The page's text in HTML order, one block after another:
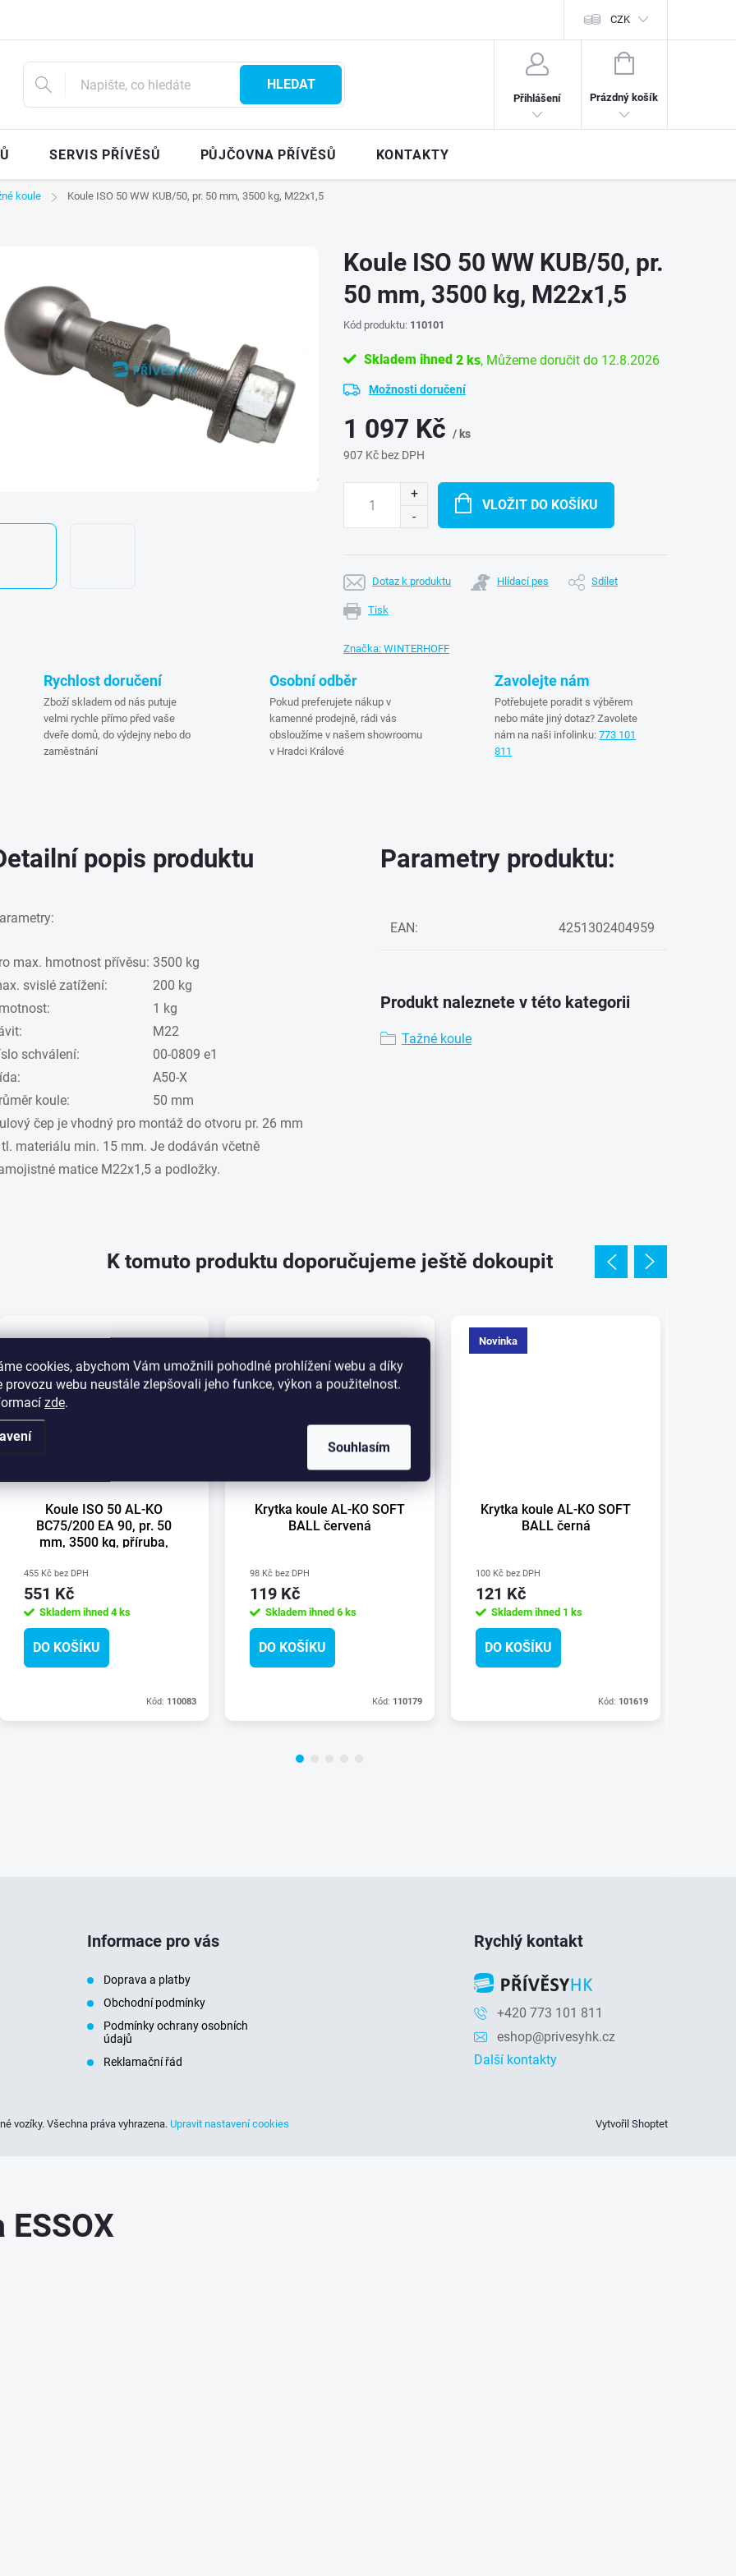
cookies, abychom Vám umožnili pohodlné prohlížení webu a díky
provozu webu neustále zlepšovali jeho funkce, výkon a použitelnost.
zde.
Souhlasím
CZK
HLEDAT
Přihlášení
NÁKUPNÍ
Prázdný košík
SERVIS PŘÍVĚSŮ PŮJČOVNA PŘÍVĚSŮ KONTAKTY
koule Koule ISO 50 WW KUB/50, pr. 50 mm, 3500 kg, M22x1,5
Koule ISO 50 WW KUB/50, pr.
50 mm, 3500 kg, M22x1,5
Kód produktu: 110101
Skladem ihned 2 ks 12.8.2026
Možnosti doručení
1 097 Kč / ks
907 Kč bez DPH
VLOŽIT DO KOŠÍKU
Tisk
Dotaz k produktu Hlídací pes Sdílet
Značka: WINTERHOFF
Rychlost doručení
Zboží skladem od nás putuje
velmi rychle přímo před vaše
dveře domů, do výdejny nebo do
zaměstnání
Osobní odběr
Pokud preferujete nákup v
kamenné prodejně, rádi vás
obsloužíme v našem showroomu
v Hradci Králové
Zavolejte nám
Potřebujete poradit s výběrem
nebo máte jiný dotaz? Zavolete
nám na naši infolinku:773 101
811
popis produktu
max. hmotnost přívěsu: 3500 kg
svislé zatížení:
200 kg
1 kg
M22
schválení:
00-0809 e1
A50-X
koule:
50 mm
čep je vhodný pro montáž do otvoru pr. 26 mm
tl. materiálu min. 15 mm. Je dodáván včetně
matice M22x1,5 a podložky.
Parametry produktu:
EAN: 4251302404959
Produkt naleznete v této kategorii
Tažné koule
K tomuto produktu doporučujeme ještě dokoupit
Koule ISO 50 AL-KO
BC75/200 EA 90, pr. 50
mm, 3500 kg, příruba,
455 Kč bez DPH
551 Kč
Skladem ihned 4 ks
DO KOŠÍKU
Kód: 110083
Krytka koule AL-KO SOFT
BALL červená
98 Kč bez DPH
119 Kč
Skladem ihned 6 ks
DO KOŠÍKU
Kód: 110179
Novinka
Krytka koule AL-KO SOFT
BALL černá
100 Kč bez DPH
121 Kč
Skladem ihned 1 ks
DO KOŠÍKU
Kód: 101619
Informace pro vás
Doprava a platby
Obchodní podmínky
Podmínky ochrany osobních
údajů
Reklamační řád
Rychlý kontakt
+420 773 101 811
eshop@privesyhk.cz
Další kontakty
Vytvořil Shoptet
vozíky. Všechna práva vyhrazena. Upravit nastavení cookies